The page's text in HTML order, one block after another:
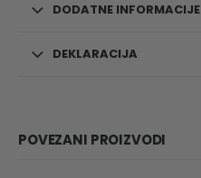
DODATNE INFORMACIJE
DEKLARACIJA
POVEZANI PROIZVODI